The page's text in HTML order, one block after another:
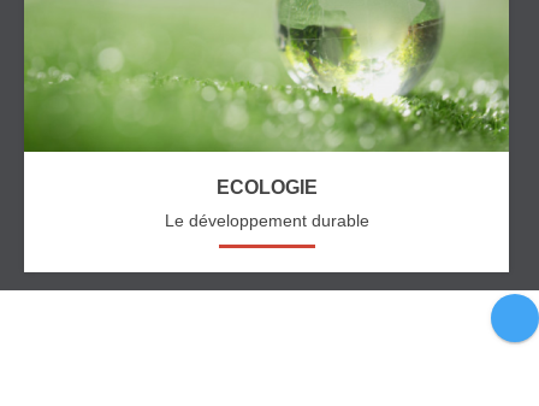
ECOLOGIE
Le développement durable